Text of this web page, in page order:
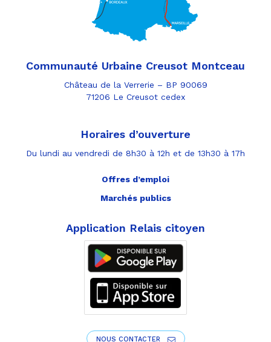
Communauté Urbaine Creusot Montceau
Château de la Verrerie – BP 90069
71206 Le Creusot cedex
Horaires d’ouverture
Du lundi au vendredi de 8h30 à 12h et de 13h30 à 17h
Offres d’emploi
Marchés publics
Application Relais citoyen
NOUS CONTACTER